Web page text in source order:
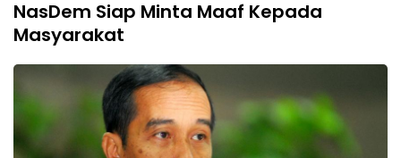
NasDem Siap Minta Maaf Kepada
Masyarakat